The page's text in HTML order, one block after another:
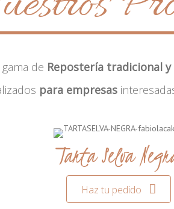
de Repostería tradicional
para empresas
Tarta Selva
Haz tu pedido